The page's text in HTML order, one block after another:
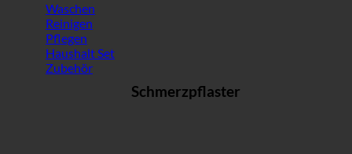
Waschen
Reinigen
Pflegen
Haushalt Set
Zubehör
Schmerzpflaster